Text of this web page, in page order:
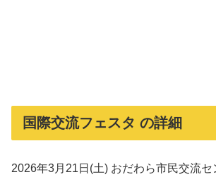
国際交流フェスタ の詳細
2026年3月21日(土) おだわら市民交流